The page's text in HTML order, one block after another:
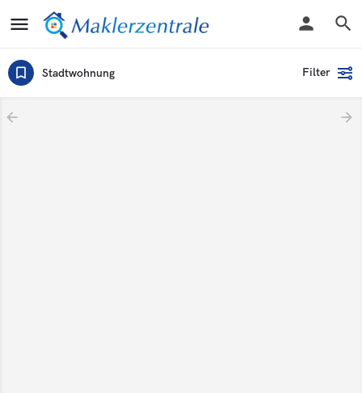
Stadtwohnung Filter